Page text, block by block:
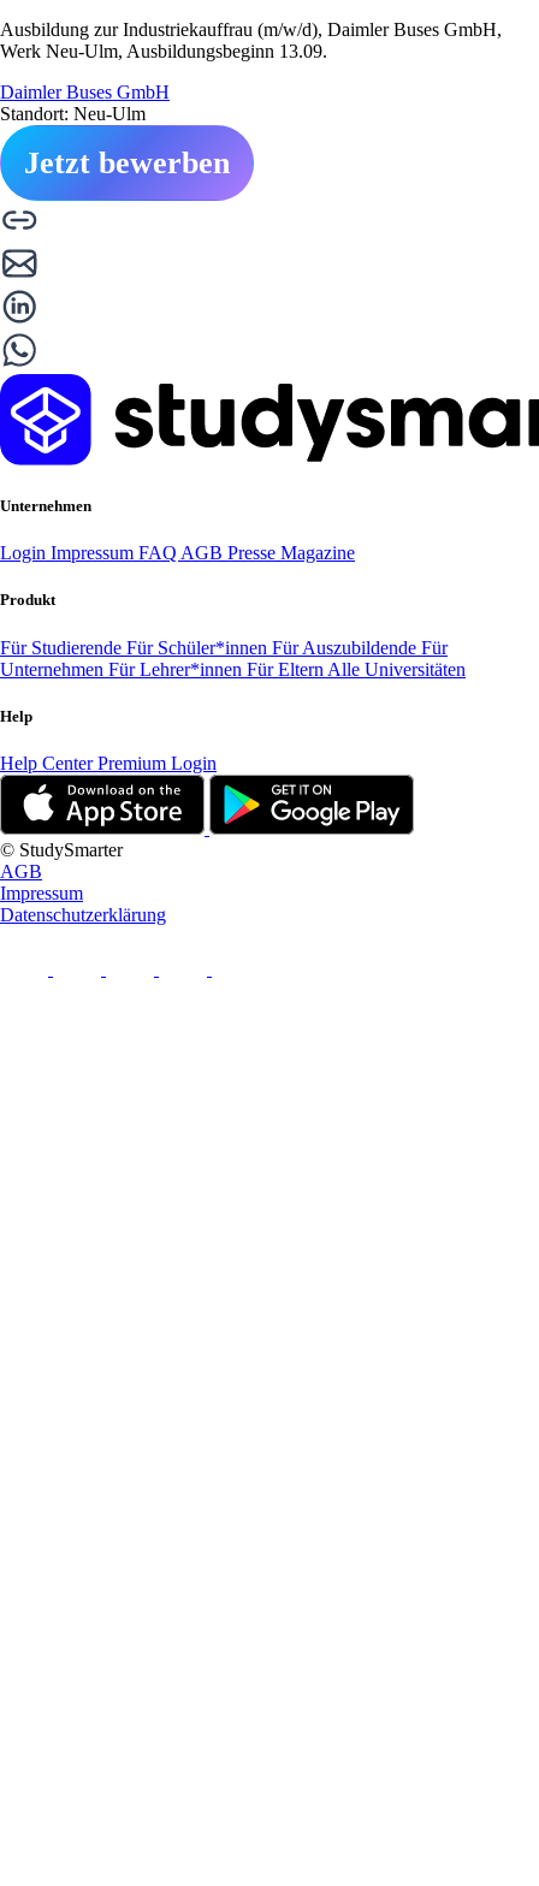
Ausbildung zur Industriekauffrau (m/w/d), Daimler Buses GmbH,
Werk Neu-Ulm, Ausbildungsbeginn 13.09.
Daimler Buses GmbH
Standort: Neu-Ulm
Jetzt bewerben
Unternehmen
Login Impressum FAQ AGB Presse Magazine
Produkt
Für Studierende Für Schüler*innen Für Auszubildende Für
Unternehmen Für Lehrer*innen Für Eltern Alle Universitäten
Help
Help CenterPremium Login
© StudySmarter
AGB
Impressum
Datenschutzerklärung